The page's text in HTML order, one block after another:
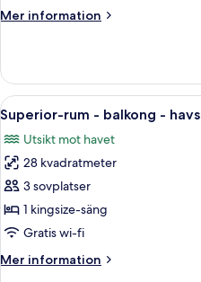
Mer information
Mer
-
havsutsikt
Öppna
alla
foton
för
Superior-
rum
-
-
7
Superior-rum - balkong -
Utsikt mot havet
28 kvadratmeter
3 sovplatser
1 kingsize-säng
Gratis wi-fi
Mer information
Mer